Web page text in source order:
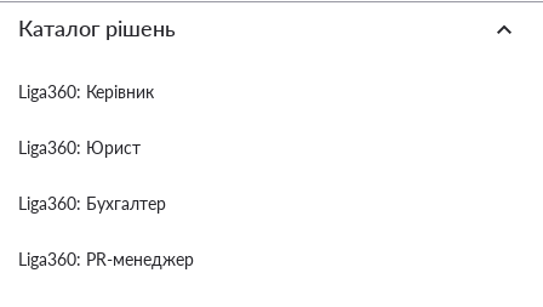
Каталог рішень
Liga360: Керівник
Liga360: Юрист
Liga360: Бухгалтер
Liga360: PR-менеджер